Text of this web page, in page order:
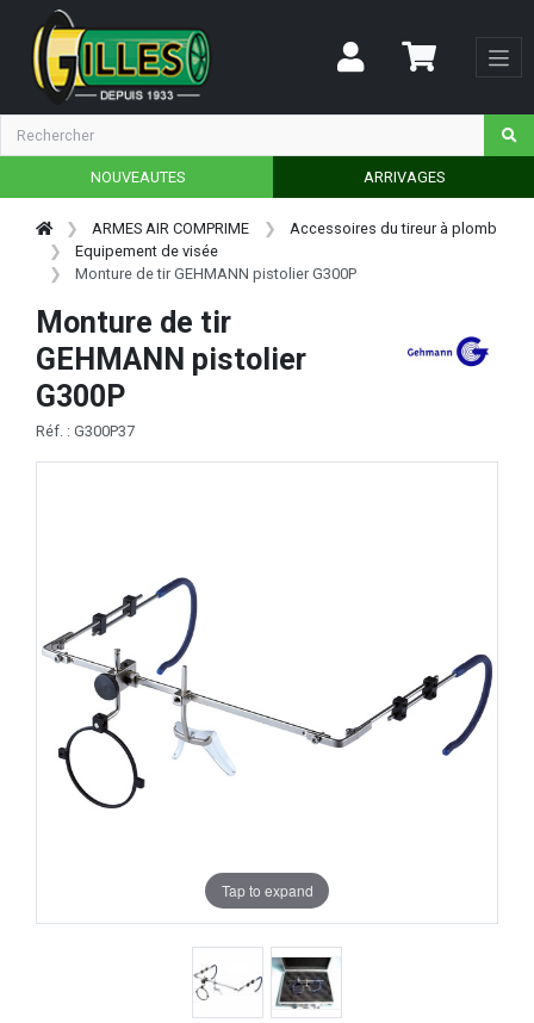
NOUVEAUTES ARRIVAGES
ARMES AIR COMPRIME
Accessoires du tireur à plomb
Equipement de visée
Monture de tir GEHMANN pistolier G300P
Monture de tir
GEHMANN pistolier
G300P
Réf. : G300P37
Tap to expand